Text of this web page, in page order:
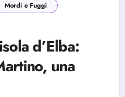
Mordi e Fuggi
d’Elba:
una